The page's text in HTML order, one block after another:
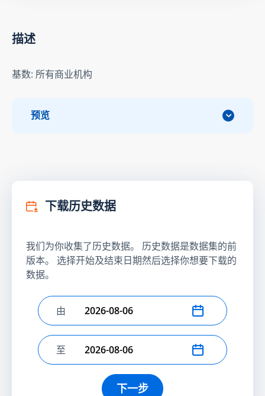
描述
基数: 所有商业机构
预览
下载历史数据
我们为你收集了历史数据。 历史数据是数据集的前
版本。 选择开始及结束日期然后选择你想要下载的
数据。
选择开始日期
由
选择结束日期
至
下一步